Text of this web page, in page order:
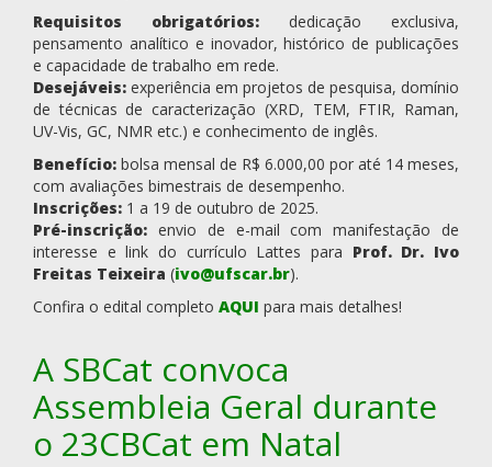
Requisitos obrigatórios: dedicação exclusiva,
pensamento analítico e inovador, histórico de publicações
e capacidade de trabalho em rede.
Desejáveis: experiência em projetos de pesquisa, domínio
de técnicas de caracterização (XRD, TEM, FTIR, Raman,
UV-Vis, GC, NMR etc.) e conhecimento de inglês.
Benefício: bolsa mensal de R$ 6.000,00 por até 14 meses,
com avaliações bimestrais de desempenho.
Inscrições: 1 a 19 de outubro de 2025.
Pré-inscrição: envio de e-mail com manifestação de
interesse e link do currículo Lattes para Prof. Dr. Ivo
Freitas Teixeira (ivo@ufscar.br).
Confira o edital completo AQUI para mais detalhes!
A SBCat convoca
Assembleia Geral durante
o 23CBCat em Natal